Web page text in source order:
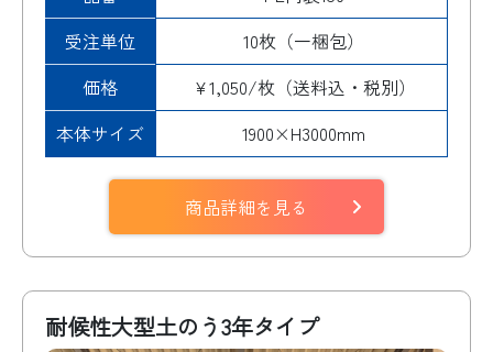
受注単位
10枚（一梱包）
価格
¥1,050/枚（送料込・税別）
本体サイズ
1900×H3000mm
商品詳細を見る
耐候性大型土のう3年タイプ